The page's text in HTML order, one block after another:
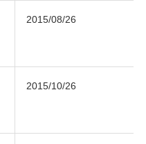
2015/08/26
2015/10/26